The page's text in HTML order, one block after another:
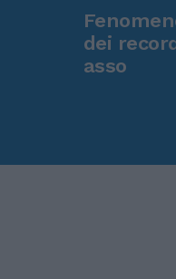
dei
asso